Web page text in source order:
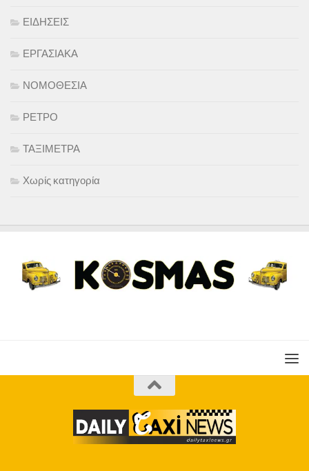
ΕΙΔΗΣΕΙΣ
ΕΡΓΑΣΙΑΚΑ
ΝΟΜΟΘΕΣΙΑ
ΡΕΤΡΟ
ΤΑΞΙΜΕΤΡΑ
Χωρίς κατηγορία